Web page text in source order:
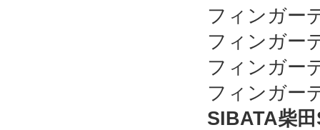
フィンガー
フィンガー
フィンガー
フィンガー
SIBATA柴